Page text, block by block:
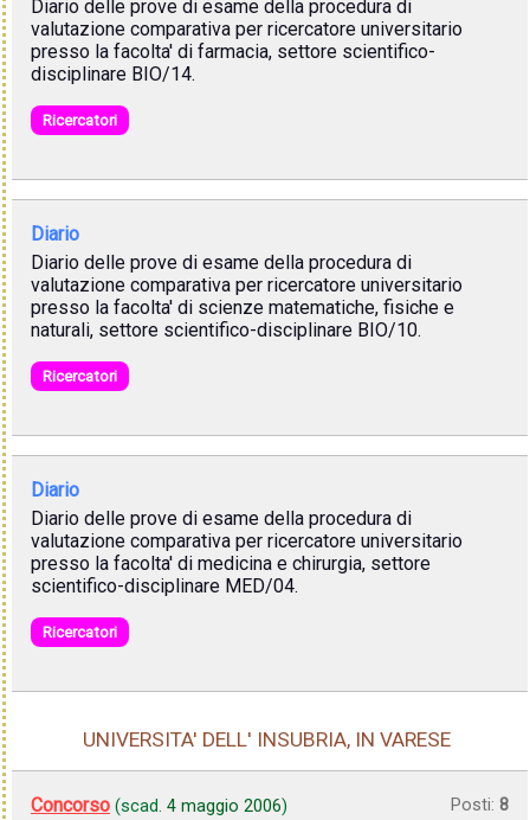
Diario delle prove di esame della procedura di
valutazione comparativa per ricercatore universitario
presso la facolta' di farmacia, settore scientifico-
disciplinare BIO/14.
Ricercatori
Diario
Diario delle prove di esame della procedura di
valutazione comparativa per ricercatore universitario
presso la facolta' di scienze matematiche, fisiche e
naturali, settore scientifico-disciplinare BIO/10.
Ricercatori
Diario
Diario delle prove di esame della procedura di
valutazione comparativa per ricercatore universitario
presso la facolta' di medicina e chirurgia, settore
scientifico-disciplinare MED/04.
Ricercatori
UNIVERSITA' DELL' INSUBRIA, IN VARESE
Concorso (scad. 4 maggio 2006) Posti: 8